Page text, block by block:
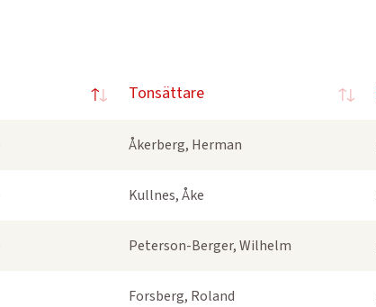
Tonsättare
Åkerberg, Herman
Kullnes, Åke
Peterson-Berger, Wilhelm
Forsberg, Roland